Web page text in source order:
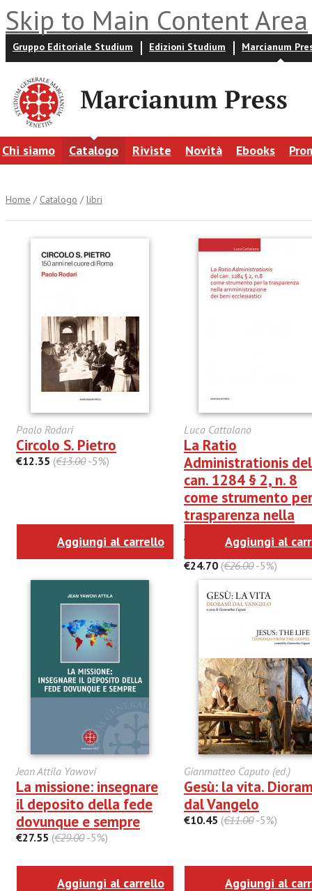
Skip to Main Content Area
Gruppo Editoriale Studium Edizioni Studium Marcianum
Chi siamo Catalogo Riviste Novità Ebooks
Home / Catalogo / libri
Paolo Rodari
Circolo S. Pietro
€12.35 (€13.00-5%)
Aggiungi al carrello
Luca Cattalano
La Ratio
Administrationis del
can. 1284 § 2, n. 8
come strumento
trasparenza nella
beni ecclesiastici
€24.70 (€26.00-5%)
Aggiungi al
Jean Attila Yawovi
La missione: insegnare
il deposito della fede
dovunque e sempre
€27.55 (€29.00-5%)
Aggiungi al carrello
Gianmatteo Caputo (ed.)
Gesù: la vita.
dal Vangelo
€10.45 (€11.00-5%)
Aggiungi al